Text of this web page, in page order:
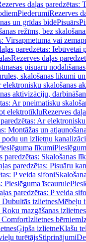
daļas paredzētas:
PiederumiRezerves
un grīdas bidēPisuārs
režīms, bez
Virsapmetuma vai
paredzētas: Iebūvētai
Rezerves daļas
pisuāru
skalošanas līkumi
elektronisku skalošanas
aktivizāciju,
Ar pneimatisku
elektrotīkluRezerves
Ar
Montāžas un
podu un izlietņu
līkumi
paredzētas: Skalošanas
paredzētas: Pisuāru
P veida sifoni
Pieslēguma īscaurule
paredzētas: P veida
Dubultās izlietnesMēbeļu
mazgāšanas izlietnes
ComfortIzlietnes bērniem
Ģipša izlietneKlašu
turētājsStiprinājumi